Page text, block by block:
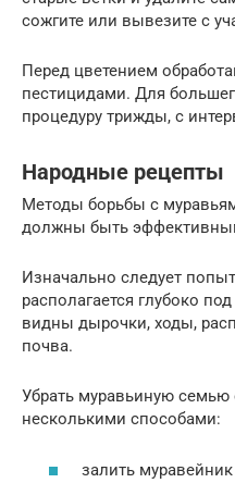
сожгите или вывезите с
Перед цветением
пестицидами. Для
процедуру трижды, с
Народные рецепты
Методы борьбы с
должны быть
Изначально следует
располагается глубоко
видны дырочки, ходы,
почва.
Убрать муравьиную семью
несколькими способами:
залить